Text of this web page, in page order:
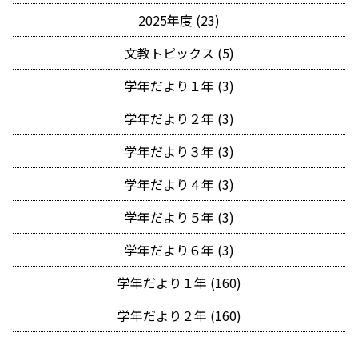
2025年度 (23)
文教トピックス (5)
学年だより１年 (3)
学年だより２年 (3)
学年だより３年 (3)
学年だより４年 (3)
学年だより５年 (3)
学年だより６年 (3)
学年だより１年 (160)
学年だより２年 (160)